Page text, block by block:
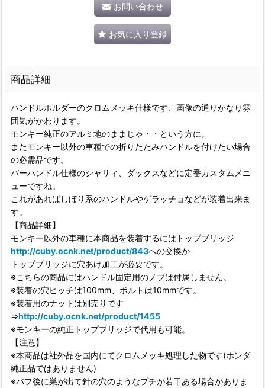
お問い合わせ
お気に入り登録
商品詳細
ハンドルホルダーのクロムメッキ仕様です、画像の通りかなり雰
囲気がかわります。
モンキー純正のアルミ地のままじゃ・・という方に。
またモンキー以外の車種での折りたたみハンドルを付けたい場合
の必需品です。
バーハンドル仕様のシャリィ、ダックスなどに定番カスタムメニ
ューですね。
これがあればしぼり系のハンドルやゲラッチョなどが装着出来ま
す。
【商品詳細】
モンキー以外の車種に本商品を装着するにはトップブリッジ
http://cuby.ocnk.net/product/843への交換か
トップブリッジに穴あけ加工が必要です。
※こちらの商品にはハンドル固定用のノブは付属しません。
※装着の穴ピッチは100mm、ボルトは10mmです。
※装着用のナットは別売りです
⇒http://cuby.ocnk.net/product/1455
※モンキーの純正トップブリッジで代用も可能。
【注意】
※本商品は社外品を国内にてクロムメッキ処理した物です(ホンダ
純正品ではありません)
※バフ後に巣が出て針の穴のようなプチが若干ある場合がありま